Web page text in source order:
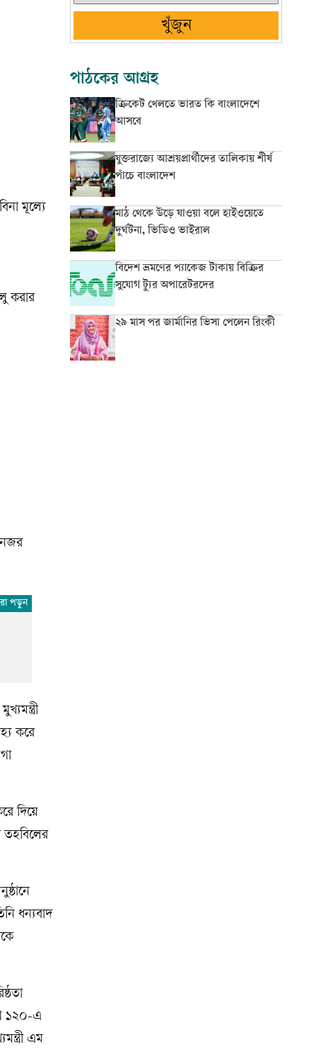
মূল্যে
করার
নজর
করে
দিয়ে
তহবিলের
ধন্যবাদ
১২০-এ
এম
খুঁজুন
পাঠকের আগ্রহ
ক্রিকেট খেলতে ভারত কি বাংলাদেশে
আসবে
যুক্তরাজ্যে আশ্রয়প্রার্থীদের তালিকায় শীর্ষ
পাঁচে বাংলাদেশ
মাঠ থেকে উড়ে যাওয়া বলে হাইওয়েতে
দুর্ঘটনা, ভিডিও ভাইরাল
বিদেশ ভ্রমণের প্যাকেজ টাকায় বিক্রির
সুযোগ ট্যুর অপারেটরদের
২৯ মাস পর জার্মানির ভিসা পেলেন রিংকী